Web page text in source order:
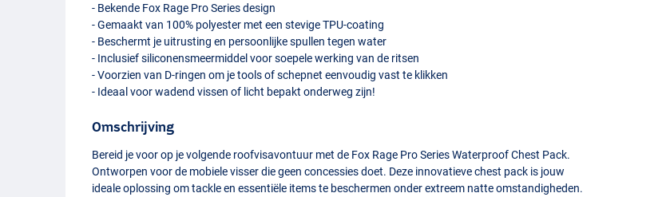
- Bekende Fox Rage Pro Series design
- Gemaakt van 100% polyester met een stevigeTPU-coating
- Beschermt je uitrusting en persoonlijke spullen tegen water
- Inclusief siliconensmeermiddel voor soepele werking van de ritsen
- Voorzien van D-ringen om je tools of schepnet eenvoudig vast te klikken
- Ideaal voor wadend vissen of licht bepakt onderweg zijn!
Omschrijving
Bereid je voor op je volgende roofvisavontuur met de Fox Rage Pro Series Waterproof Chest Pack.
Ontworpen voor de mobiele visser die geen concessies doet. Deze innovatieve chest pack is jouw
ideale oplossing om tackle en essentiële items te beschermen onder extreem natte omstandigheden.